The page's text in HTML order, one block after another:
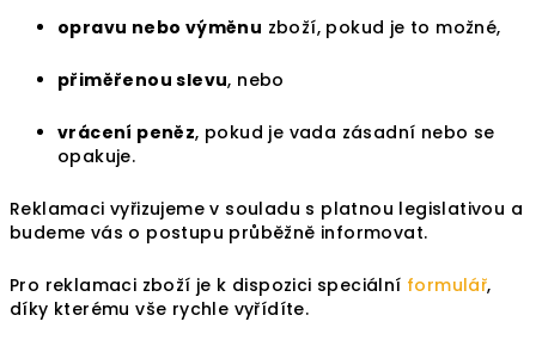
opravu nebo výměnu zboží, pokud je to možné,
přiměřenou slevu, nebo
vrácení peněz, pokud je vada zásadní nebo se
opakuje.
Reklamaci vyřizujeme v souladu s platnou legislativou a
budeme vás o postupu průběžně informovat.
Pro reklamaci zboží je k dispozici speciální formulář,
díky kterému vše rychle vyřídíte.